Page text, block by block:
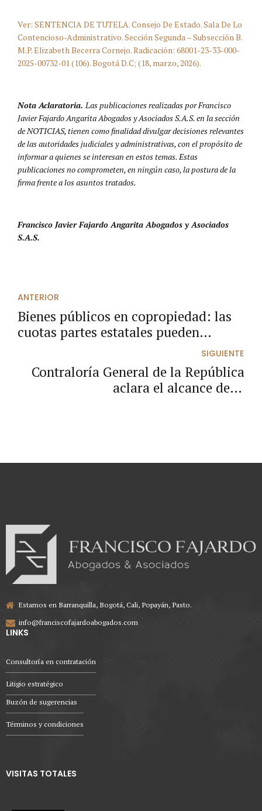
Ver: SENTENCIA DE TUTELA. Consejo De Estado. Sala De Lo
Contencioso-Administrativo. Sección Segunda – Subsección B.
M.P. Elizabeth Becerra Cornejo. Radicación: 68001-23-33-000-
2025-00732-01 (106). Bogotá D.C; (18, marzo, 2026).
Nota Aclaratoria.Las publicaciones realizadas por Francisco
Javier Fajardo Angarita Abogados y Asociados S.A.S. en la sección
de NOTICIAS, tienen como finalidad divulgar decisiones relevantes
de las autoridades judiciales y administrativas, con el propósito de
informar a quienes se interesan en estos temas. Estas
publicaciones no comprometen, en ningún caso, la postura de la
firma frente a los asuntos tratados.
Francisco Javier Fajardo Angarita Abogados y Asociados
S.A.S.
ANTERIOR
Bienes públicos en copropiedad: las
cuotas partes estatales pueden
enajenarse en procesos divisorios
judiciales
SIGUIENTE
Contraloría General de la República
aclara el alcance de la
Estamos en Barranquilla, Bogotá, Cali, Popayán, Pasto.
info@franciscofajardoabogados.com
LINKS
Consultoría en contratación
Litigio estratégico
Buzón de sugerencias
Términos y condiciones
VISITAS TOTALES